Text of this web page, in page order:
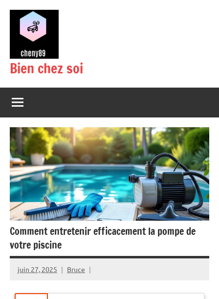
contenu
Bien chez soi
Comment entretenir efficacement la pompe de
votre piscine
juin 27, 2025 Bruce